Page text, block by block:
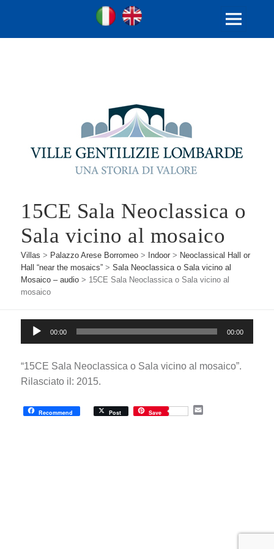
Ville Gentilizie Lombarde
Ita
MENU
15CE Sala Neoclassica o
Sala vicino al mosaico
Villas > Palazzo Arese Borromeo > Indoor > Neoclassical Hall or
Hall “near the mosaics” >Sala Neoclassica o Sala vicino al
Mosaico – audio > 15CE Sala Neoclassica o Sala vicino al
mosaico
Player
00:00 00:00
“15CE Sala Neoclassica o Sala vicino al mosaico”.
Rilasciato il: 2015.
Recommend Post Save